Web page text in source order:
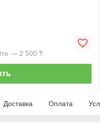
— 2 500 ₸
Доставка Оплата